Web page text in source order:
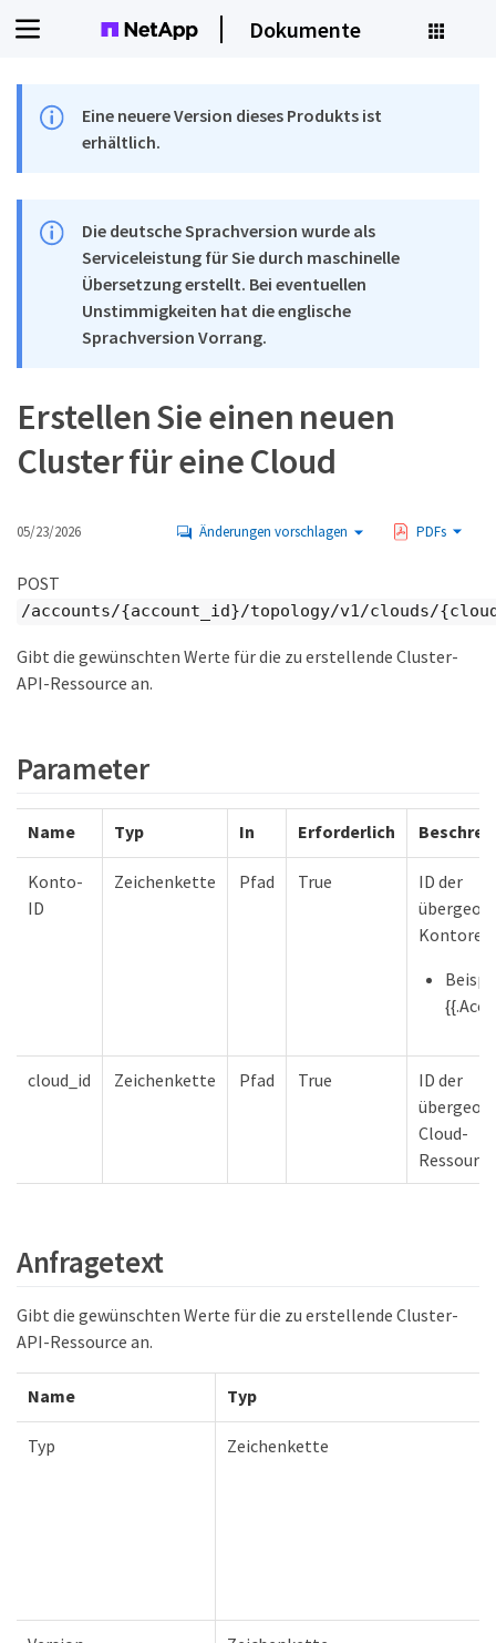
Dokumente
Eine neuere Version dieses Produkts ist
erhältlich.
Die deutsche Sprachversion wurde als
Serviceleistung für Sie durch maschinelle
Übersetzung erstellt. Bei eventuellen
Unstimmigkeiten hat die englische
Sprachversion Vorrang.
Erstellen Sie einen neuen
Cluster für eine Cloud
05/23/2026 Änderungen vorschlagen PDFs
POST
/accounts/{account_id}/topology/v1/clouds/
Gibt die gewünschten Werte für die zu erstellende Cluster-
API-Ressource an.
Parameter
Name Typ In Erforderlich
Konto-
ID
Zeichenkette Pfad True
ID der
cloud_id Zeichenkette Pfad True
ID der
Cloud-
Ressource
Anfragetext
Gibt die gewünschten Werte für die zu erstellende Cluster-
API-Ressource an.
Name Typ
Typ Zeichenkette